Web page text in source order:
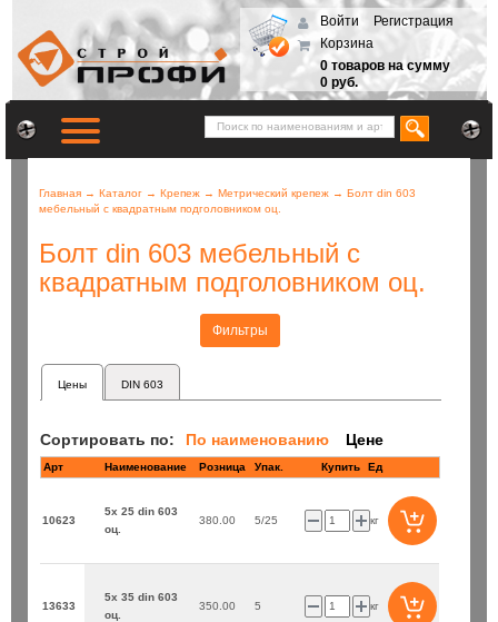
Войти
Регистрация
Корзина
0 товаров на сумму
0 руб.
Главная → Каталог → Крепеж → Метрический крепеж → Болт din 603
мебельный с квадратным подголовником оц.
Болт din 603 мебельный с
квадратным подголовником оц.
Фильтры
Цены DIN 603
Сортировать по: По наименованию Цене
Арт Наименование Розница Купить Ед
10623
5х 25 din 603
оц.
380.00 5/25 кг
13633
5х 35 din 603
оц.
350.00 5 кг